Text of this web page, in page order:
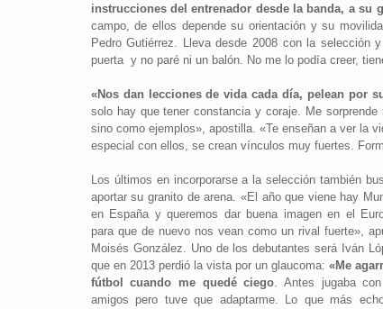
instrucciones del entrenador desde la banda, a su
campo, de ellos depende su orientación y su
Pedro Gutiérrez. Lleva desde 2008 con la
puerta y no paré ni un balón. No me lo podía creer,
«Nos dan lecciones de vida cada día, pelean por
solo hay que tener constancia y coraje. Me
sino como ejemplos», apostilla. «Te enseñan a ver la
especial con ellos, se crean vínculos muy fuertes.
Los últimos en incorporarse a la selección también
aportar su granito de arena. «El año que viene hay
en España y queremos dar buena imagen en el
para que de nuevo nos vean como un rival fuerte»,
Moisés González. Uno de los debutantes será Iván
que en 2013 perdió la vista por un glaucoma:«Me
fútbol cuando me quedé ciego. Antes jugaba
amigos pero tuve que adaptarme. Lo que más